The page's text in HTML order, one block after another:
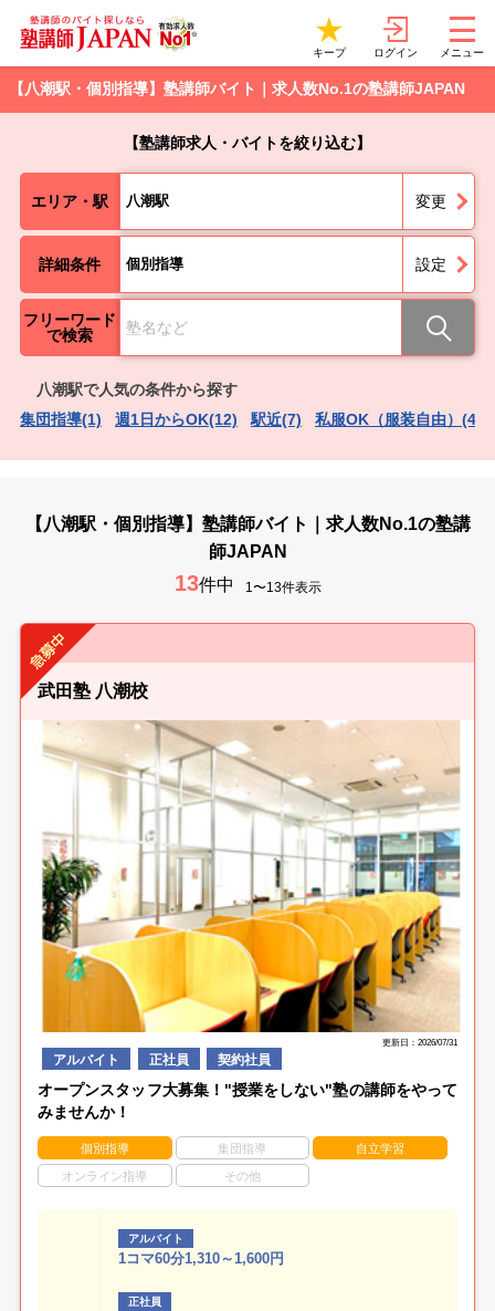
キープ ログイン メニュー
【八潮駅・個別指導】塾講師バイト｜求人数No.1の塾講師JAPAN
【塾講師求人・バイトを絞り込む】
エリア・駅 八潮駅 変更
詳細条件 個別指導 設定
フリーワード
で検索
八潮駅で人気の条件から探す
集団指導(1)
週1日からOK(12) 駅近(7) 私服OK（服装自由）(4)
【八潮駅・個別指導】塾講師バイト｜求人数No.1の塾講
師JAPAN
13件中 1〜13件表示
武田塾 八潮校
更新日：2026/07/31
アルバイト 正社員 契約社員
オープンスタッフ大募集！"授業をしない"塾の講師をやって
みませんか！
個別指導 集団指導 自立学習
オンライン指導 その他
アルバイト
1コマ60分1,310～1,600円
正社員